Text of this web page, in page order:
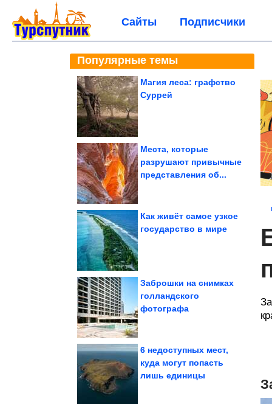
Сайты Подписчики
Популярные темы
Магия леса: графство
Суррей
Места, которые
разрушают привычные
представления об...
Как живёт самое узкое
государство в мире
Заброшки на снимках
голландского
фотографа
6 недоступных мест,
куда могут попасть
лишь единицы